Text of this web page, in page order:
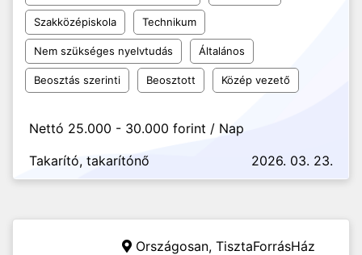
Szakközépiskola Technikum
Nem szükséges nyelvtudás Általános
Beosztás szerinti Beosztott Közép vezető
Nettó 25.000 - 30.000 forint / Nap
Takarító, takarítónő
2026. 03. 23.
Országosan, TisztaForrásHáz